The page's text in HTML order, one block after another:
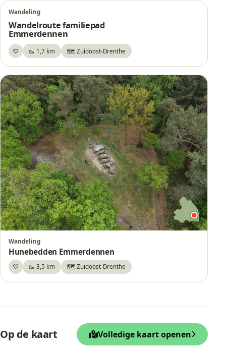
Wandeling
Wandelroute familiepad
Emmerdennen
♡Bewaar🥾 1,7 km 🗺️ Zuidoost-Drenthe
Wandeling
Hunebedden Emmerdennen
♡Bewaar🥾 3,5 km 🗺️ Zuidoost-Drenthe
Op de kaart Volledige kaart openen
−